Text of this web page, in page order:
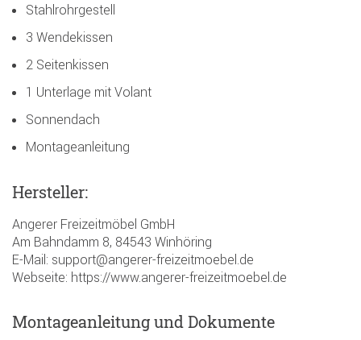
Stahlrohrgestell
3 Wendekissen
2 Seitenkissen
1 Unterlage mit Volant
Sonnendach
Montageanleitung
Hersteller:
Angerer Freizeitmöbel GmbH
Am Bahndamm 8, 84543 Winhöring
E-Mail: support@angerer-freizeitmoebel.de
Webseite: https://www.angerer-freizeitmoebel.de
Montageanleitung und Dokumente